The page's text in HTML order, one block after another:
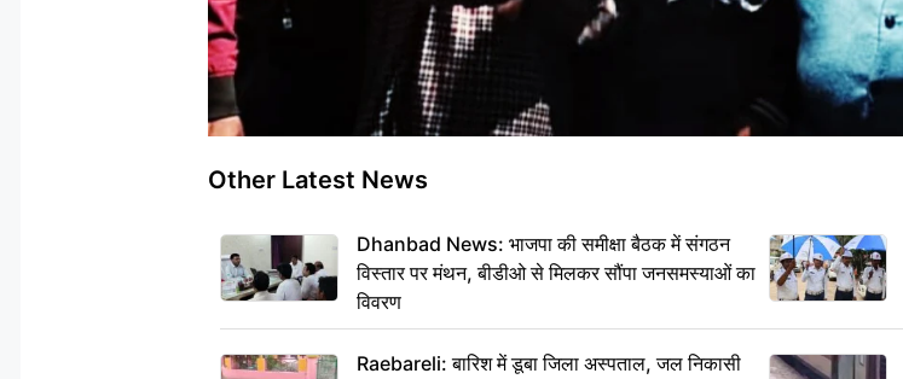
Other Latest News
Dhanbad News: भाजपा की समीक्षा बैठक में संगठन
विस्तार पर मंथन, बीडीओ से मिलकर सौंपा जनसमस्याओं का
विवरण
Raebareli: बारिश में डूबा जिला अस्पताल, जल निकासी